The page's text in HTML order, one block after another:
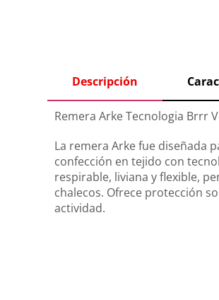
Descripción
Remera Arke Tecnologia Brrr
La remera Arke fue diseñada
confección en tejido con
respirable, liviana y flexible,
chalecos. Ofrece protección
actividad.